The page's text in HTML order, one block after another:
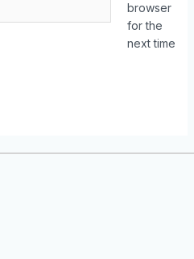
browser
for the
next time